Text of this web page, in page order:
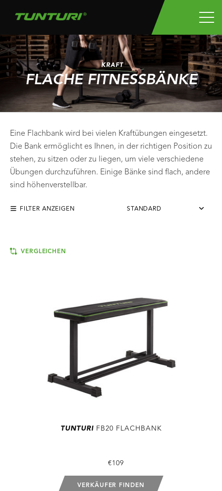
KRAFT
FLACHE FITNESSBÄNKE
Eine Flachbank wird bei vielen Kraftübungen eingesetzt.
Die Bank ermöglicht es Ihnen, in der richtigen Position zu
stehen, zu sitzen oder zu liegen, um viele verschiedene
Übungen durchzuführen. Einige Bänke sind flach, andere
sind höhenverstellbar.
FILTER ANZEIGEN STANDARD
VERGLEICHEN
TUNTURIFB20 FLACHBANK
€109
VERKÄUFER FINDEN